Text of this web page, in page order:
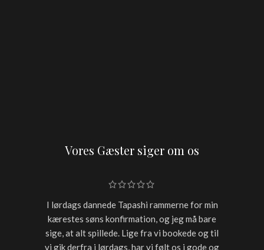
Vores Gæster siger om os
I lørdags dannede Tapashi rammerne for min
kærestes søns konfirmation, og jeg må bare
sige, at alt spillede. Lige fra vi bookede og til
vi gik derfra i lørdags, har vi følt os i gode og